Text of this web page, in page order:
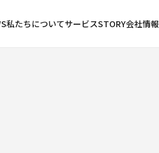
私たちについてサービスSTORY会社情報